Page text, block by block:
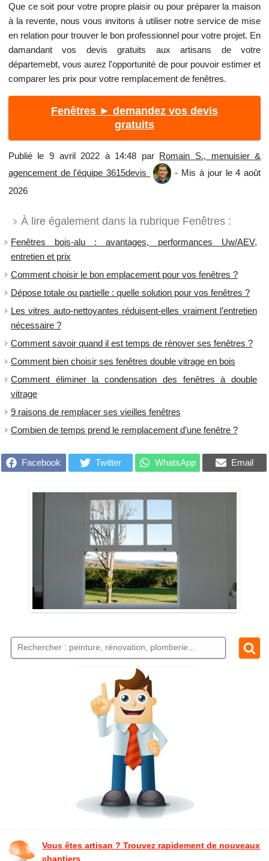
Que ce soit pour votre propre plaisir ou pour préparer la maison
à la revente, nous vous invitons à utiliser notre service de mise
en relation pour trouver le bon professionnel pour votre projet. En
damandant vos devis gratuits aux artisans de votre
départemebt, vous aurez l'opportunité de pour pouvoir estimer et
comparer les prix pour votre remplacement de fenêtres.
Fenêtres ► demandez vos devis
gratuits
Publié le 9 avril 2022 à 14:48 par Romain S., menuisier &
agencement de l'équipe 3615devis
- Mis à jour le 4 août
2026
À lire également dans la rubrique Fenêtres :
Fenêtres bois-alu : avantages, performances Uw/AEV,
entretien et prix
Comment choisir le bon emplacement pour vos fenêtres ?
Dépose totale ou partielle : quelle solution pour vos fenêtres ?
Les vitres auto-nettoyantes réduisent-elles vraiment l’entretien
nécessaire ?
Comment savoir quand il est temps de rénover ses fenêtres ?
Comment bien choisir ses fenêtres double vitrage en bois
Comment éliminer la condensation des fenêtres à double
vitrage
9 raisons de remplacer ses vieilles fenêtres
Combien de temps prend le remplacement d’une fenêtre ?
Facebook Twitter WhatsApp Email
Vous êtes artisan ? Trouvez rapidement de nouveaux
chantiers